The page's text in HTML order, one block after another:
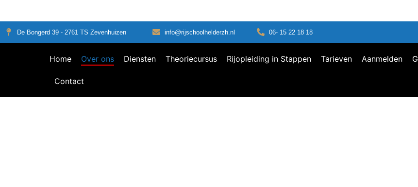
De Bongerd 39 - 2761 TS Zevenhuizen info@rijschoolhelderzh.nl 06- 15 22 18 18
Home Over ons Diensten Theoriecursus Rijopleiding in Stappen Tarieven Aanmelden
Contact